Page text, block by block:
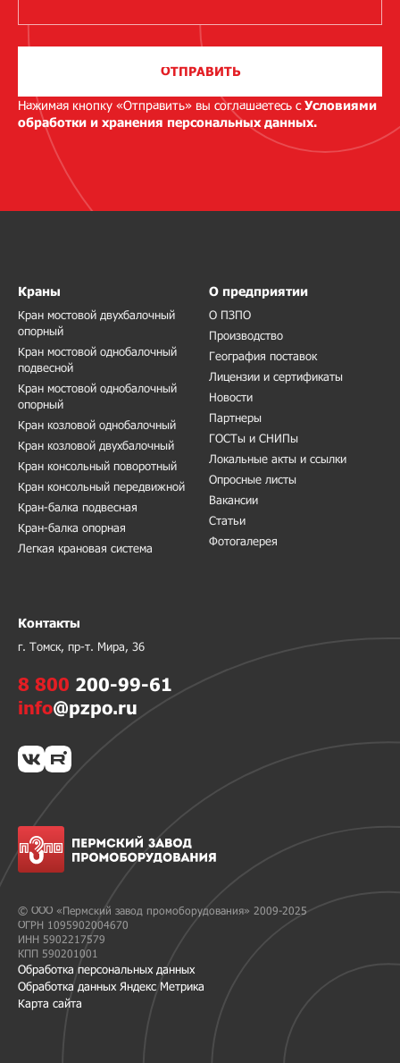
ОТПРАВИТЬ
Нажимая кнопку «Отправить» вы соглашаетесь сУсловиями
обработки и хранения персональных данных.
© ООО «Пермский завод промоборудования» 2009-2025
ОГРН 1095902004670
ИНН 5902217579
КПП 590201001
Обработка персональных данных
Обработка данных Яндекс Метрика
Карта сайта
Краны
Кран мостовой двухбалочный
опорный
Кран мостовой однобалочный
подвесной
Кран мостовой однобалочный
опорный
Кран козловой однобалочный
Кран козловой двухбалочный
Кран консольный поворотный
Кран консольный передвижной
Кран-балка подвесная
Кран-балка опорная
Легкая крановая система
О предприятии
О ПЗПО
Производство
География поставок
Лицензии и сертификаты
Новости
Партнеры
ГОСТы и СНИПы
Локальные акты и ссылки
Опросные листы
Вакансии
Статьи
Фотогалерея
Контакты
г. Томск, пр-т. Мира, 36
8 800 200-99-61
info@pzpo.ru